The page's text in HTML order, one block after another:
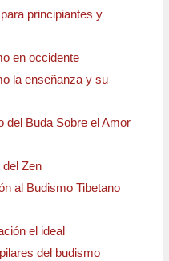
principiantes y
en occidente
la enseñanza y su
del Buda Sobre el Amor
del Zen
al Budismo Tibetano
el ideal
del budismo